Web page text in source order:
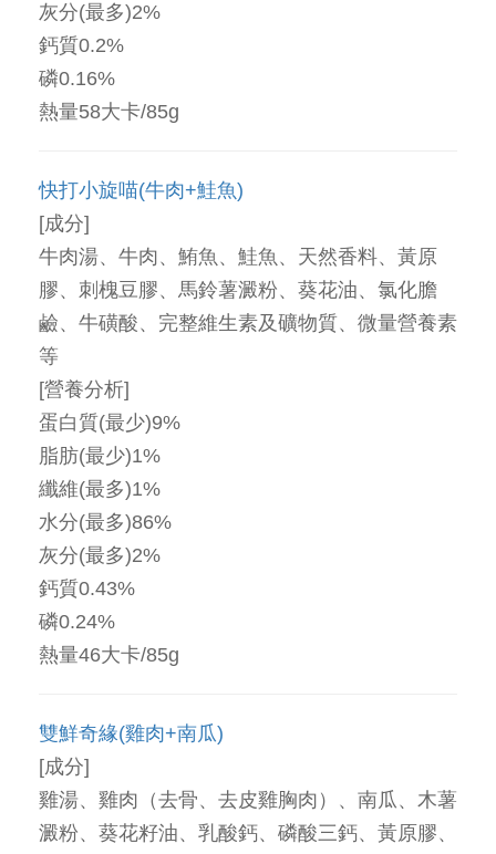
灰分(最多)2%
鈣質0.2%
磷0.16%
熱量58大卡/85g
快打小旋喵(牛肉+鮭魚)
[成分]
牛肉湯、牛肉、鮪魚、鮭魚、天然香料、黃原
膠、刺槐豆膠、馬鈴薯澱粉、葵花油、氯化膽
鹼、牛磺酸、完整維生素及礦物質、微量營養素
等
[營養分析]
蛋白質(最少)9%
脂肪(最少)1%
纖維(最多)1%
水分(最多)86%
灰分(最多)2%
鈣質0.43%
磷0.24%
熱量46大卡/85g
雙鮮奇緣(雞肉+南瓜)
[成分]
雞湯、雞肉（去骨、去皮雞胸肉）、南瓜、木薯
澱粉、葵花籽油、乳酸鈣、磷酸三鈣、黃原膠、